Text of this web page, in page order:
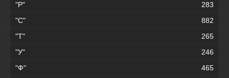
"Р"
283
"С"
882
"Т"
265
"У"
246
"Ф"
465